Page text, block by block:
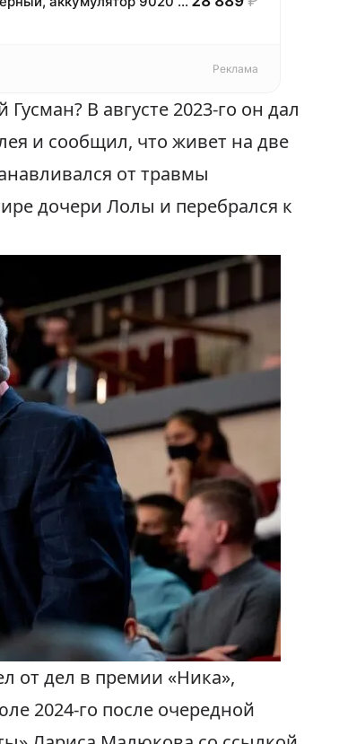
Реклама
В августе 2023-го он дал
и сообщил, что живет на две
от травмы
дочери Лолы и перебрался к
от дел в премии «Ника»,
2024-го после очередной